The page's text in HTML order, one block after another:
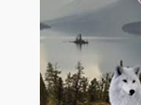
Les boules du Père Noël
Liste de tous mes romans
Marre des adultes